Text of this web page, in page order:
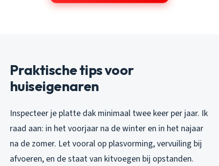
Praktische tips voor
huiseigenaren
Inspecteer je platte dak minimaal twee keer per jaar. Ik
raad aan: in het voorjaar na de winter en in het najaar
na de zomer. Let vooral op plasvorming, vervuiling bij
afvoeren, en de staat van kitvoegen bij opstanden.